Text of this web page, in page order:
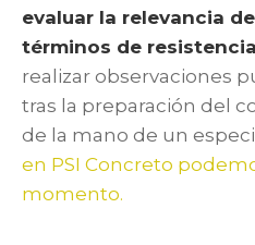
evaluar la relevancia
términos de
realizar observaciones
tras la preparación del
de la mano de un
en PSI Concreto
momento.